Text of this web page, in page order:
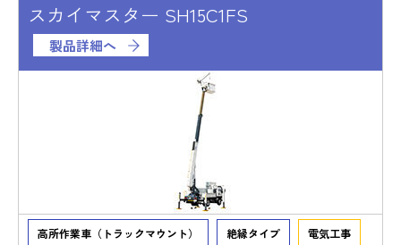
スカイマスター SH15C1FS
製品詳細へ
高所作業車（トラックマウント） 絶縁タイプ 電気工事